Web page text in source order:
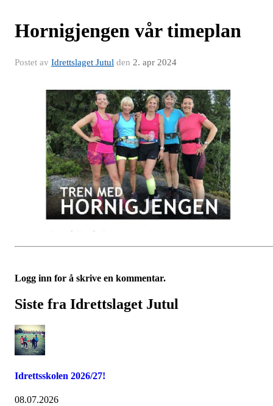
Hornigjengen vår timeplan
Postet av Idrettslaget Jutul den 2. apr 2024
Logg inn for å skrive en kommentar.
Siste fra Idrettslaget Jutul
Idrettsskolen 2026/27!
08.07.2026